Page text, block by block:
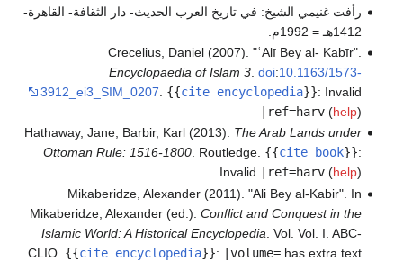
رأفت غنيمي الشيخ: في تاريخ العرب الحديث- دار الثقافة- القاهرة-
1412هـ = 1992م.
Crecelius, Daniel (2007). "ʿAlī Bey al- Kabīr".
Encyclopaedia of Islam 3. doi:10.1163/1573-
3912_ei3_SIM_0207
{{cite encyclopedia}}: Invalid
|ref=harv(help)
Hathaway, Jane; Barbir, Karl (2013). The Arab Lands under
Ottoman Rule: 1516-1800. Routledge. {{cite book}}:
Invalid
|ref=harv(help)
Mikaberidze, Alexander (2011). "Ali Bey al-Kabir". In
Mikaberidze, Alexander (ed.). Conflict and Conquest in the
Islamic World: A Historical Encyclopedia . Vol. Vol. I. ABC-
CLIO. {{cite encyclopedia}}: |volume=has extra text